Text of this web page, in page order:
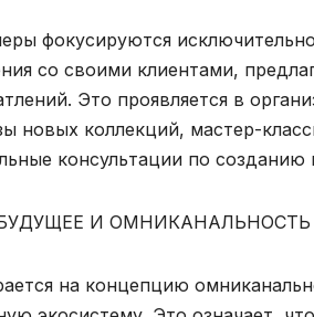
фокусируются
со своими клиентами,
Это проявляется в
новых коллекций, мастер-
консультации по созданию
И ОМНИКАНАЛЬНОСТЬ
на концепцию